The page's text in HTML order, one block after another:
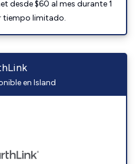
desde $60 al mes durante 1
tiempo limitado.
en Island